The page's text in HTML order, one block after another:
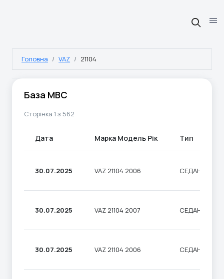
Головна VAZ 21104
База МВС
Сторінка 1 з 562
Дата Марка Модель Рік Тип
30.07.2025 VAZ 21104 2006 СЕДАН
30.07.2025 VAZ 21104 2007 СЕДАН
30.07.2025 VAZ 21104 2006 СЕДАН